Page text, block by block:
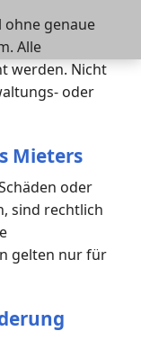
ohne genaue
Alle
werden. Nicht
oder
Mieters
oder
sind rechtlich
gelten nur für